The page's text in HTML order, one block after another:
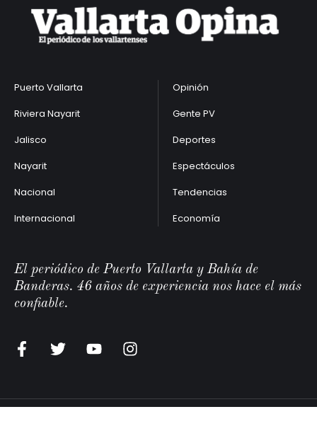
Puerto Vallarta
Riviera Nayarit
Jalisco
Nayarit
Nacional
Internacional
Opinión
Gente PV
Deportes
Espectáculos
Tendencias
Economía
El periódico de Puerto Vallarta y Bahía de
Banderas. 46 años de experiencia nos hace el más
confiable.